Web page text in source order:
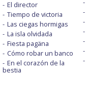
El director
Tiempo de victoria
Las ciegas hormigas
La isla olvidada
Fiesta pagäna
Cómo robar un banco
En el corazón de la
bestia